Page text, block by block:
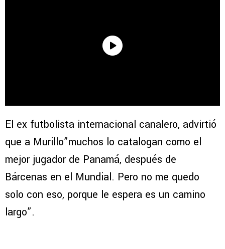
El ex futbolista internacional canalero, advirtió
que a Murillo”muchos lo catalogan como el
mejor jugador de Panamá, después de
Bárcenas en el Mundial. Pero no me quedo
solo con eso, porque le espera es un camino
largo”.